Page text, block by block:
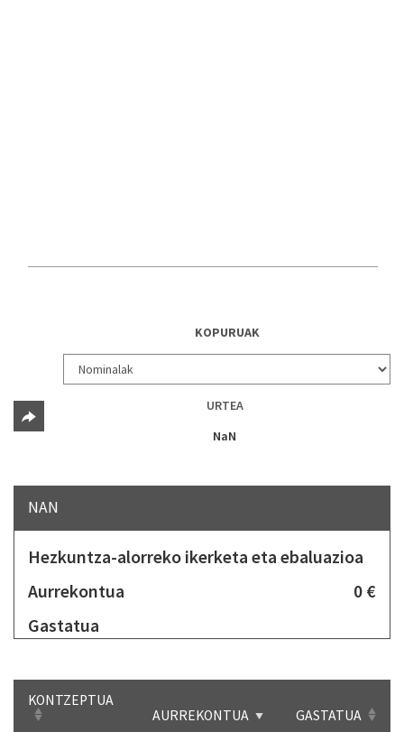
KOPURUAK
URTEA
NaN
NAN
Hezkuntza-alorreko ikerketa eta ebaluazioa
Aurrekontua
0 €
Gastatua
KONTZEPTUA
AURREKONTUA
GASTATUA